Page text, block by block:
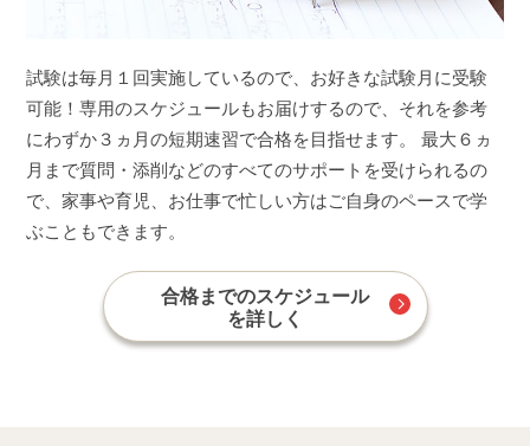
試験は毎月１回実施しているので、お好きな試験月に受験
可能！専用のスケジュールもお届けするので、それを参考
にわずか３ヵ月の短期速習で合格を目指せます。 最大６ヵ
月まで質問・添削などのすべてのサポートを受けられるの
で、家事や育児、お仕事で忙しい方はご自身のペースで学
ぶこともできます。
合格までのスケジュール
を詳しく